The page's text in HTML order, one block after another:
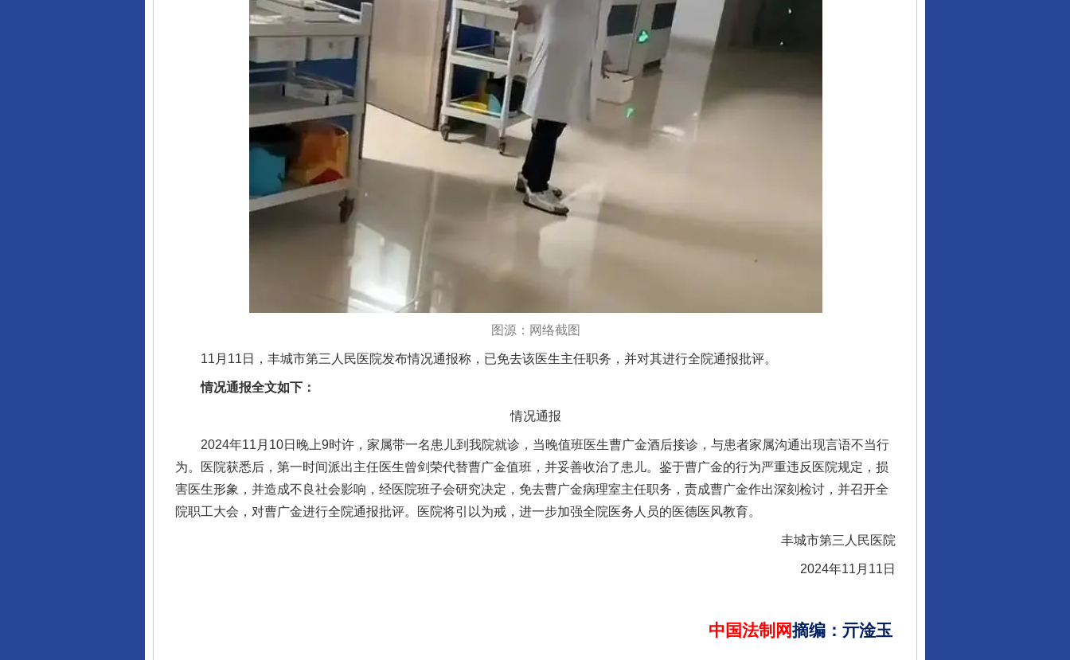
图源：网络截图
11月11日，丰城市第三人民医院发布情况通报称，已免去该医生主任职务，并对其进行全院通报批评。
情况通报全文如下：
情况通报
2024年11月10日晚上9时许，家属带一名患儿到我院就诊，当晚值班医生曹广金酒后接诊，与患者家属沟通出现言语不当行
为。医院获悉后，第一时间派出主任医生曾剑荣代替曹广金值班，并妥善收治了患儿。鉴于曹广金的行为严重违反医院规定，损
害医生形象，并造成不良社会影响，经医院班子会研究决定，免去曹广金病理室主任职务，责成曹广金作出深刻检讨，并召开全
院职工大会，对曹广金进行全院通报批评。医院将引以为戒，进一步加强全院医务人员的医德医风教育。
丰城市第三人民医院
2024年11月11日
中国法制网摘编 ： 亓淦玉